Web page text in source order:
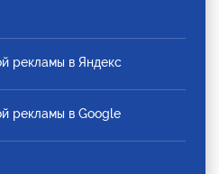
рекламы в Яндекс
рекламы в Google